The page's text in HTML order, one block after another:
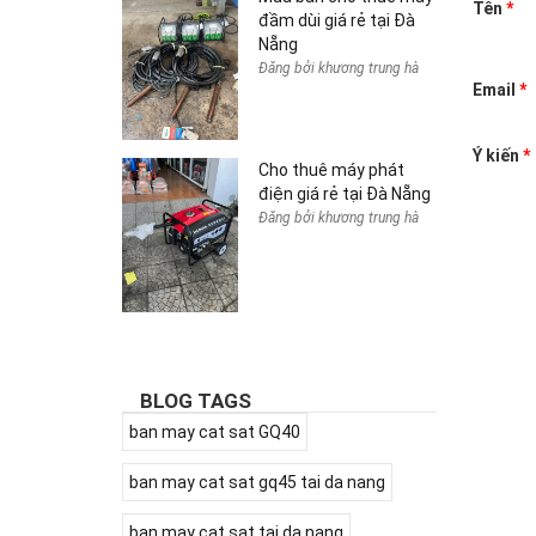
đầm dùi giá rẻ tại Đà
Nẵng
Đăng bởi khương trung hà
Cho thuê máy phát
điện giá rẻ tại Đà Nẵng
Đăng bởi khương trung hà
BLOG TAGS
ban may cat sat GQ40
ban may cat sat gq45 tai da nang
Tên *
Email *
Ý kiến *